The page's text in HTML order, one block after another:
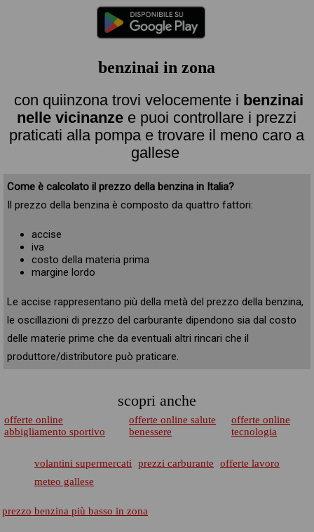
benzinai in zona
con quiinzona trovi velocemente i benzinai
nelle vicinanze e puoi controllare i prezzi
praticati alla pompa e trovare il meno caro a
gallese
Come è calcolato il prezzo della benzina in Italia?
Il prezzo della benzina è composto da quattro fattori:
accise
iva
costo della materia prima
margine lordo
Le accise rappresentano più della metà del prezzo della benzina,
le oscillazioni di prezzo del carburante dipendono sia dal costo
delle materie prime che da eventuali altri rincari che il
produttore/distributore può praticare.
scopri anche
offerte online
abbigliamento sportivo
offerte online salute
benessere
offerte online
tecnologia
volantini supermercati prezzi carburante
offerte lavoro
meteo gallese
prezzo benzina più basso in zona